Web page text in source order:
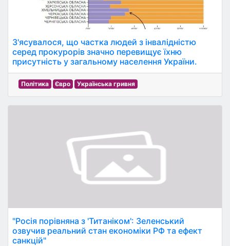
З'ясувалося, що частка людей з інвалідністю
серед прокурорів значно перевищує їхню
присутність у загальному населення України.
Політика Євро Українська гривня
"Росія порівняна з 'Титаніком': Зеленський
озвучив реальний стан економіки РФ та ефект
санкцій"